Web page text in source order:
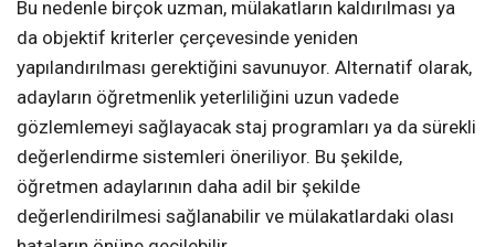
Bu nedenle birçok uzman, mülakatların kaldırılması ya
da objektif kriterler çerçevesinde yeniden
yapılandırılması gerektiğini savunuyor. Alternatif olarak,
adayların öğretmenlik yeterliliğini uzun vadede
gözlemlemeyi sağlayacak staj programları ya da sürekli
değerlendirme sistemleri öneriliyor. Bu şekilde,
öğretmen adaylarının daha adil bir şekilde
değerlendirilmesi sağlanabilir ve mülakatlardaki olası